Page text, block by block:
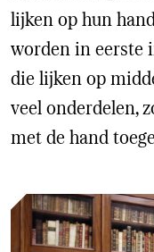
lijken op hun
worden in eerste
die lijken op
veel onderdelen,
met de hand